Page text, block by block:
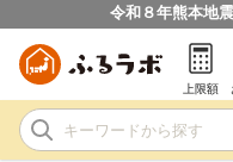
令和８年熊本地
上限額